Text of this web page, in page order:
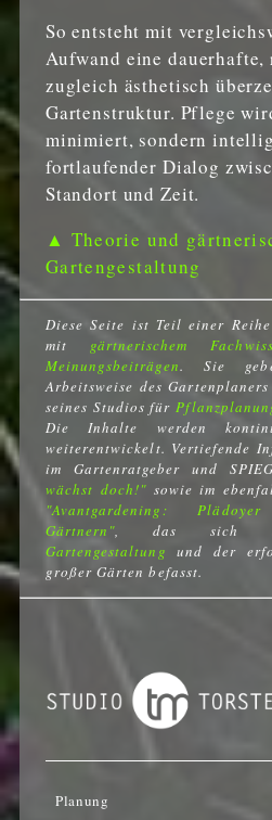
So entsteht mit
Aufwand eine dauerhafte,
zugleich ästhetisch
Gartenstruktur. Pflege
minimiert, sondern
fortlaufender Dialog
Standort und Zeit.
▲ Theorie und
Gartengestaltung
Diese Seite ist Teil einer
mit gärtnerischem
Meinungsbeiträgen. Sie
Arbeitsweise des
seines Studios für
Die Inhalte werden
weiterentwickelt. Vertiefende
im Gartenratgeber und
wächst doch!"sowie im
"Avantgardening:
Gärtnern", das
Gartengestaltung und der
großer Gärten befasst.
Planung